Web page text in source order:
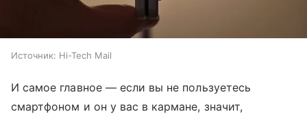
Источник: Hi-Tech Mail
И самое главное — если вы не пользуетесь
смартфоном и он у вас в кармане, значит,